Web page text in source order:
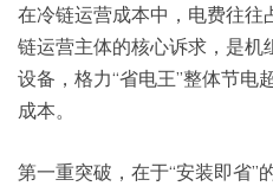
在冷链运营成本中，电费往往
链运营主体的核心诉求，是机
设备，格力“省电王”整体节
成本。
第一重突破，在于“安装即省”